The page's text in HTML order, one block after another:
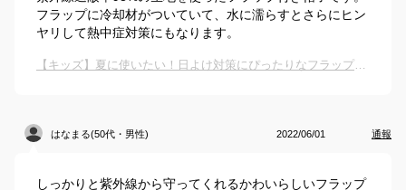
フラップに冷却材がついていて、水に濡らすとさらにヒン
ヤリして熱中症対策にもなります。
【キッズ】夏に使いたい！日よけ対策にぴったりなフラップ付き帽子のおすすめは？
はなまる(50代・男性) 2022/06/01 通報
しっかりと紫外線から守ってくれるかわいらしいフラップ